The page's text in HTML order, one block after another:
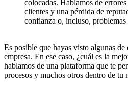
colocadas. Hablamos de
clientes y una pérdida de
confianza o, incluso, problemas
Es posible que hayas visto algunas de
empresa. En ese caso, ¿cuál es la
hablamos de una plataforma que te
procesos y muchos otros dentro de tu